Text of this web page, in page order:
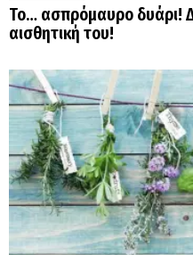
Το… ασπρόμαυρο δυάρι!
αισθητική του!